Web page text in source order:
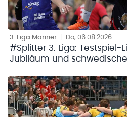
3. Liga Männer Do, 06.08.2026
#Splitter 3. Liga: Testspiel-
Jubiläum und